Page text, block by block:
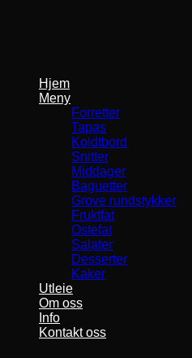
Hjem
Meny
Forretter
Tapas
Koldtbord
Snitter
Middager
Baguetter
Grove rundstykker
Fruktfat
Ostefat
Salater
Desserter
Kaker
Utleie
Om oss
Info
Kontakt oss